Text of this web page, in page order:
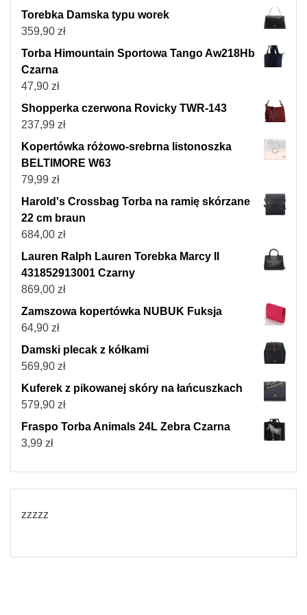
Torebka Damska typu worek
359,90 zł
Torba Himountain Sportowa Tango Aw218Hb
Czarna
47,90 zł
Shopperka czerwona Rovicky TWR-143
237,99 zł
Kopertówka różowo-srebrna listonoszka
BELTIMORE W63
79,99 zł
Harold's Crossbag Torba na ramię skórzane
22 cm braun
684,00 zł
Lauren Ralph Lauren Torebka Marcy II
431852913001 Czarny
869,00 zł
Zamszowa kopertówka NUBUK Fuksja
64,90 zł
Damski plecak z kółkami
569,90 zł
Kuferek z pikowanej skóry na łańcuszkach
579,90 zł
Fraspo Torba Animals 24L Zebra Czarna
3,99 zł
zzzzz